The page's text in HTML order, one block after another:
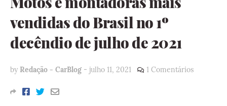
vendidas do Brasil no 1º
decêndio de julho de 2021
by Redação - CarBlog - julho 11, 2021 1 Comentários